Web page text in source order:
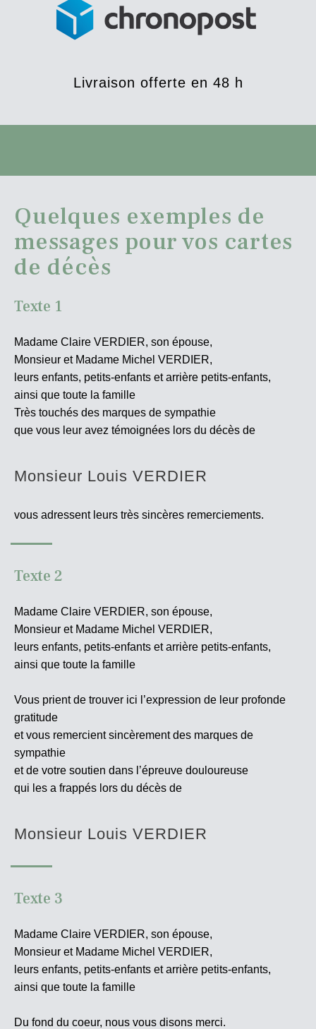
Livraison offerte en 48 h
Quelques exemples de
messages pour vos cartes
de décès
Texte 1
Madame Claire VERDIER, son épouse,
Monsieur et Madame Michel VERDIER,
leurs enfants, petits-enfants et arrière petits-enfants,
ainsi que toute la famille
Très touchés des marques de sympathie
que vous leur avez témoignées lors du décès de
Monsieur Louis VERDIER
vous adressent leurs très sincères remerciements.
Texte 2
Madame Claire VERDIER, son épouse,
Monsieur et Madame Michel VERDIER,
leurs enfants, petits-enfants et arrière petits-enfants,
ainsi que toute la famille
Vous prient de trouver ici l’expression de leur profonde
gratitude
et vous remercient sincèrement des marques de
sympathie
et de votre soutien dans l’épreuve douloureuse
qui les a frappés lors du décès de
Monsieur Louis VERDIER
Texte 3
Madame Claire VERDIER, son épouse,
Monsieur et Madame Michel VERDIER,
leurs enfants, petits-enfants et arrière petits-enfants,
ainsi que toute la famille
Du fond du coeur, nous vous disons merci.